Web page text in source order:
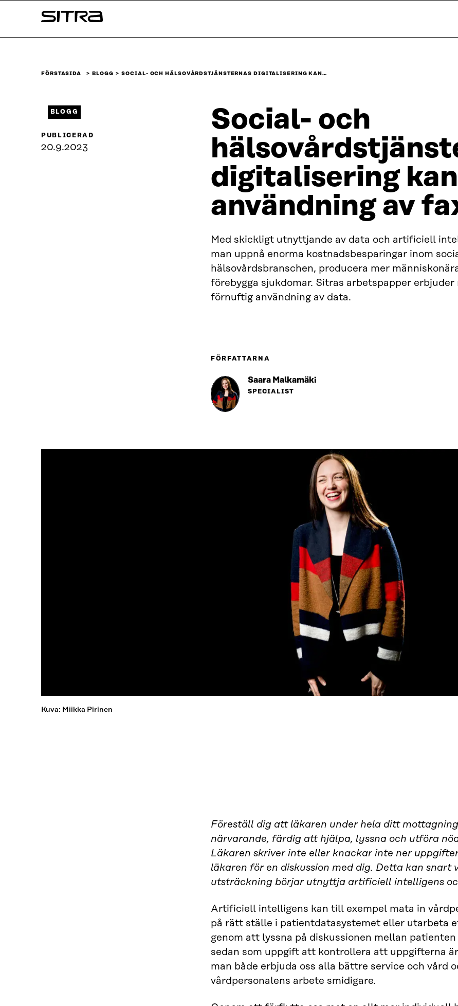
↓
Sitra
FÖRSTASIDA BLOGG SOCIAL- OCH HÄLSOVÅRDSTJÄNSTERNAS DIGITALISERING KAN…
Social- och
digitalisering
användning av
Med skickligt utnyttjande av data och artificiell
man uppnå enorma kostnadsbesparingar inom
hälsovårdsbranschen, producera mer
förebygga sjukdomar. Sitras arbetspapper
förnuftig användning av data.
BLOGG
PUBLICERAD
20.9.2023
FÖRFATTARNA
Saara Malkamäki
SPECIALIST
Kuva: Miikka Pirinen
Föreställ dig att läkaren under hela ditt
närvarande, färdig att hjälpa, lyssna och utföra
Läkaren skriver inte eller knackar inte ner
läkaren för en diskussion med dig. Detta kan snart
utsträckning börjar utnyttja artificiell intelligens
Artificiell intelligens kan till exempel mata in
på rätt ställe i patientdatasystemet eller utarbeta
genom att lyssna på diskussionen mellan
sedan som uppgift att kontrollera att uppgifterna
man både erbjuda oss alla bättre service och vård
vårdpersonalens arbete smidigare.